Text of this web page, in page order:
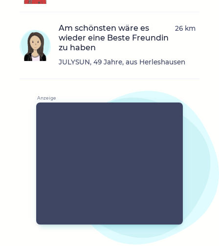
Am schönsten wäre es
wieder eine Beste Freundin
zu haben
JULYSUN, 49 Jahre, aus Herleshausen
26 km